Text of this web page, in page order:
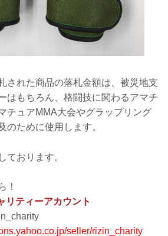
された商品の落札金額は、被災地支
はもちろん、格闘技に関わるアマチ
チュアMMA大会やグラップリング
のために使用します。
ております。
！
リティーアカウント
seller/rizin_charity